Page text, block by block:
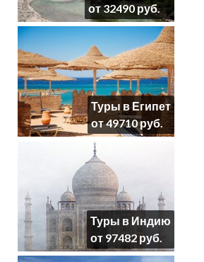
от 32490 руб.
Туры в Египет
от 49710 руб.
Туры в Индию
от 97482 руб.